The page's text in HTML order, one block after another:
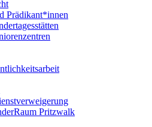
Prädikant*innen
Pritzwalk